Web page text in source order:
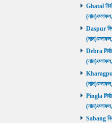
Ghatal
Daspur
Debra
Kharagpur
Pingla
Sabang